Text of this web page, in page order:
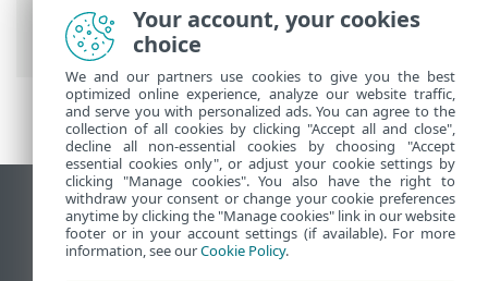
Ajuda on-line ESET>ESET Services>Visão
geral dos Serviços ESET Security
Ver site para desktop
End of Life
Base de conhecimento ESET
Your account, your cookies
choice
We and our partners use cookies to give you the best
optimized online experience, analyze our website traffic,
and serve you with personalized ads. You can agree to the
collection of all cookies by clicking "Accept all and close",
decline all non-essential cookies by choosing "Accept
essential cookies only", or adjust your cookie settings by
clicking "Manage cookies". You also have the right to
withdraw your consent or change your cookie preferences
anytime by clicking the "Manage cookies" link in our website
footer or in your account settings (if available). For more
information, see ourCookie Policy.